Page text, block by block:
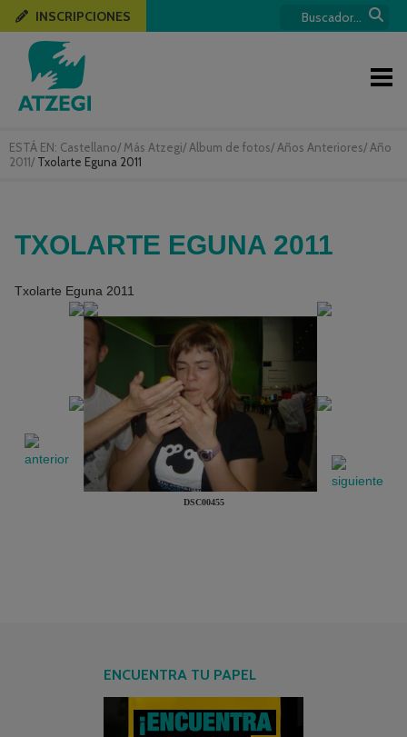
ESTÁ EN: Castellano/ Más Atzegi/ Album de fotos/ Años Anteriores/ Año
2011/ Txolarte Eguna 2011
INSCRIPCIONES
TXOLARTE EGUNA 2011
Txolarte Eguna 2011
DSC00455
ENCUENTRA TU PAPEL